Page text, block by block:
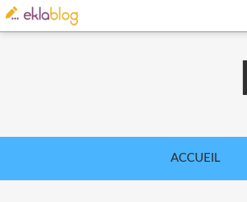
ACCUEIL